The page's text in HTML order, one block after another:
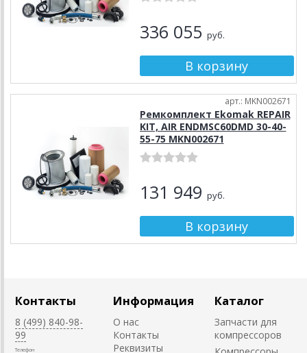
336 055 руб.
арт.: MKN002671
Ремкомплект Ekomak REPAIR
KIT, AIR ENDMSC60DMD 30-40-
55-75 MKN002671
131 949 руб.
Контакты
8 (499) 840-98-
99
Телефон
Информация
О нас
Контакты
Реквизиты
Каталог
Запчасти для
компрессоров